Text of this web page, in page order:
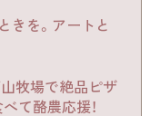
きを。アートと
山牧場で絶品ピザ
て酪農応援！